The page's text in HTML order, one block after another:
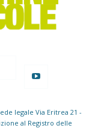
legale Via Eritrea 21 -
al Registro delle